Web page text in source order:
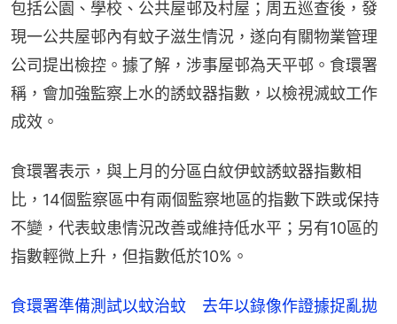
包括公園、學校、公共屋邨及村屋；周五巡查後，發
現一公共屋邨內有蚊子滋生情況，遂向有關物業管理
公司提出檢控。據了解，涉事屋邨為天平邨。食環署
稱，會加強監察上水的誘蚊器指數，以檢視滅蚊工作
成效。
食環署表示，與上月的分區白紋伊蚊誘蚊器指數相
比，14個監察區中有兩個監察地區的指數下跌或保持
不變，代表蚊患情況改善或維持低水平；另有10區的
指數輕微上升，但指數低於10%。
食環署準備測試以蚊治蚊 去年以錄像作證據捉亂拋